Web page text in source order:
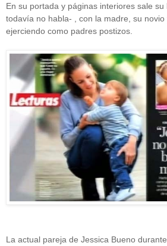
En su portada y páginas interiores sale
todavía no habla- , con la madre, su
ejerciendo como padres postizos.
La actual pareja de Jessica Bueno